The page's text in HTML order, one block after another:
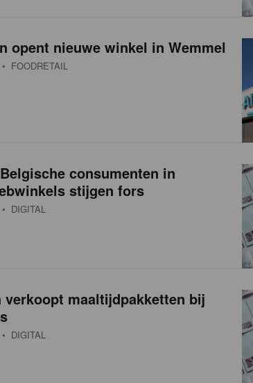
opent nieuwe winkel in Wemmel
• FOODRETAIL
consumenten in
stijgen fors
• DIGITAL
verkoopt maaltijdpakketten bij
• DIGITAL